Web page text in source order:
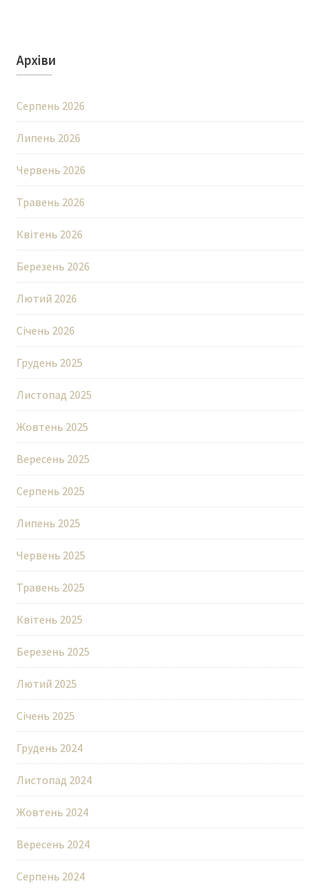
Архіви
Серпень 2026
Липень 2026
Червень 2026
Травень 2026
Квітень 2026
Березень 2026
Лютий 2026
Січень 2026
Грудень 2025
Листопад 2025
Жовтень 2025
Вересень 2025
Серпень 2025
Липень 2025
Червень 2025
Травень 2025
Квітень 2025
Березень 2025
Лютий 2025
Січень 2025
Грудень 2024
Листопад 2024
Жовтень 2024
Вересень 2024
Серпень 2024